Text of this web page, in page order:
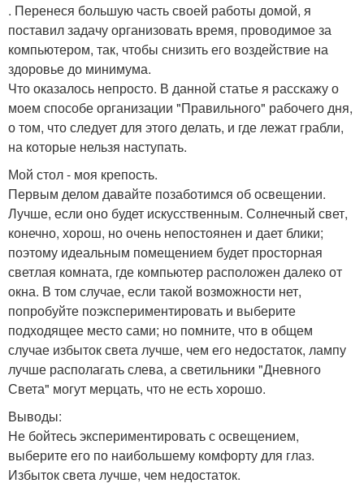
. Перенеся большую часть своей работы домой, я
поставил задачу организовать время, проводимое за
компьютером, так, чтобы снизить его воздействие на
здоровье до минимума.
Что оказалось непросто. В данной статье я расскажу о
моем способе организации "Правильного" рабочего дня,
о том, что следует для этого делать, и где лежат грабли,
на которые нельзя наступать.
Мой стол - моя крепость.
Первым делом давайте позаботимся об освещении.
Лучше, если оно будет искусственным. Солнечный свет,
конечно, хорош, но очень непостоянен и дает блики;
поэтому идеальным помещением будет просторная
светлая комната, где компьютер расположен далеко от
окна. В том случае, если такой возможности нет,
попробуйте поэкспериментировать и выберите
подходящее место сами; но помните, что в общем
случае избыток света лучше, чем его недостаток, лампу
лучше располагать слева, а светильники "Дневного
Света" могут мерцать, что не есть хорошо.
Выводы:
Не бойтесь экспериментировать с освещением,
выберите его по наибольшему комфорту для глаз.
Избыток света лучше, чем недостаток.